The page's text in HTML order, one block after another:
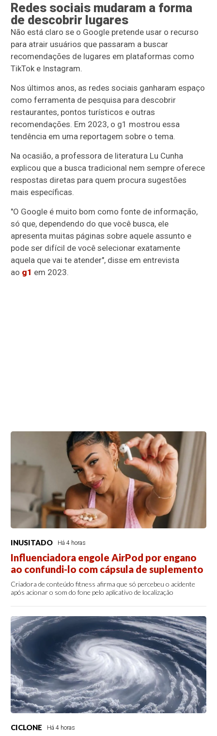
Redes sociais mudaram a forma
de descobrir lugares
Não está claro se o Google pretende usar o recurso
para atrair usuários que passaram a buscar
recomendações de lugares em plataformas como
TikTok e Instagram.
Nos últimos anos, as redes sociais ganharam espaço
como ferramenta de pesquisa para descobrir
restaurantes, pontos turísticos e outras
recomendações. Em 2023, o g1 mostrou essa
tendência em uma reportagem sobre o tema.
Na ocasião, a professora de literatura Lu Cunha
explicou que a busca tradicional nem sempre oferece
respostas diretas para quem procura sugestões
mais específicas.
"O Google é muito bom como fonte de informação,
só que, dependendo do que você busca, ele
apresenta muitas páginas sobre aquele assunto e
pode ser difícil de você selecionar exatamente
aquela que vai te atender", disse em entrevista
ao g1 em 2023.
INUSITADO Há 4 horas
Influenciadora engole AirPod por engano
ao confundi-lo com cápsula de suplemento
Criadora de conteúdo fitness afirma que só percebeu o acidente
após acionar o som do fone pelo aplicativo de localização
CICLONE Há 4 horas